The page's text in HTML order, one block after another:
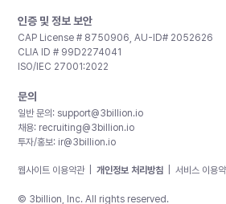
인증 및 정보 보안
CAP License # 8750906, AU-ID# 2052626
CLIA ID # 99D2274041
ISO/IEC 27001:2022
문의
일반 문의: support@3billion.io
채용: recruiting@3billion.io
투자/홍보: ir@3billion.io
웹사이트 이용약관 개인정보 처리방침 서비스 이용
© 3billion, Inc. All rights reserved.